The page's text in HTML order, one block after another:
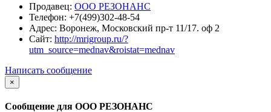
Продавец: ООО РЕЗОНАНС
Телефон: +7(499)302-48-54
Адрес: Воронеж, Московский пр-т 11/17. оф 2
Сайт: http://mrigroup.ru/?
utm_source=mednav&roistat=mednav
Написать сообщение
×
Сообщение для ООО РЕЗОНАНС